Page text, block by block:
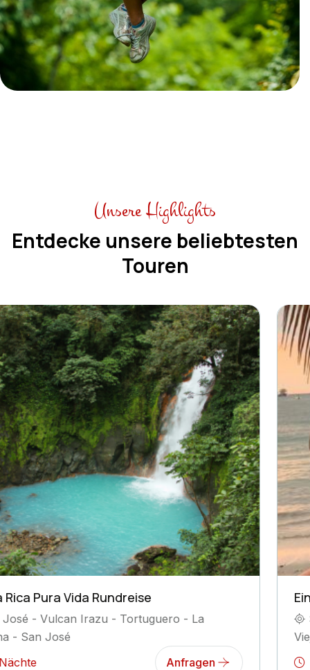
Unsere Highlights
Entdecke unsere beliebtesten
Touren
Ein Abenteuer für die ganze Familie
San Jose, Tortuguero National Park, Puerto
Viejo de Talamanca, La Fortuna, Manuel Antonio
13 Nächte
Anfragen